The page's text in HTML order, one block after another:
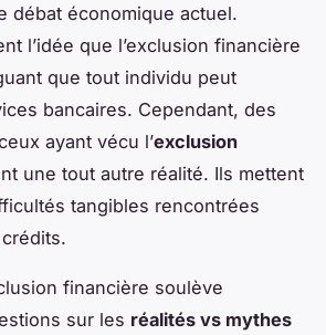
débat économique actuel.
l’idée que l’exclusion financière
que tout individu peut
bancaires. Cependant, des
ayant vécu l’exclusion
une tout autre réalité. Ils mettent
tangibles rencontrées
financière soulève
sur les réalités vs mythes